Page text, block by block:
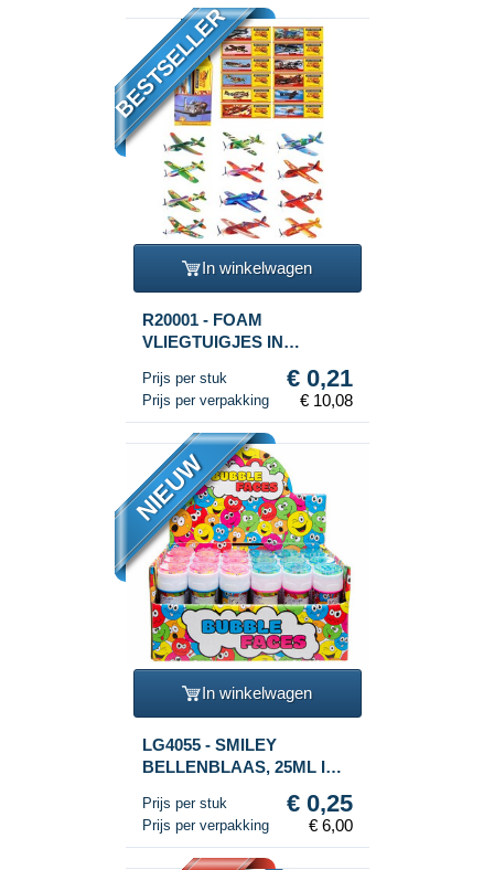
BESTSELLER
In winkelwagen
R20001 - FOAM
VLIEGTUIGJES IN
Prijs per stuk € 0,21
Prijs per verpakking € 10,08
NIEUW
In winkelwagen
LG4055 - SMILEY
BELLENBLAAS, 25ML IN
Prijs per stuk € 0,25
Prijs per verpakking € 6,00